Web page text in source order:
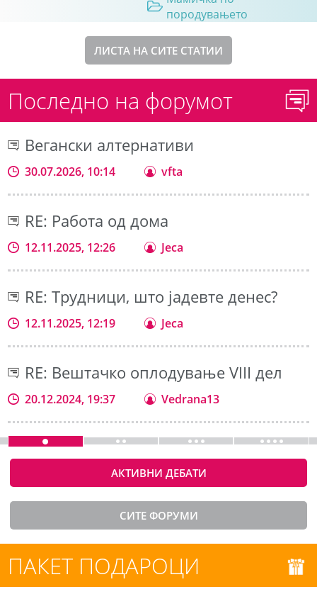
породувањето
ЛИСТА НА СИТЕ СТАТИИ
Последно на форумот
Вегански алтернативи
30.07.2026, 10:14 vfta
RE: Работа од дома
12.11.2025, 12:26 Jeca
RE: Трудници, што јадевте денес?
12.11.2025, 12:19 Jeca
RE: Вештачко оплодување VIII дел
20.12.2024, 19:37 Vedrana13
АКТИВНИ ДЕБАТИ
СИТЕ ФОРУМИ
ПАКЕТ ПОДАРОЦИ